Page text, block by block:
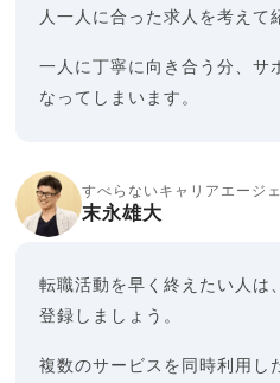
人一人に合った求人を考えて
一人に丁寧に向き合う分、サ
なってしまいます。
すべらないキャリアエージ
末永雄大
転職活動を早く終えたい人は
登録しましょう。
複数のサービスを同時利用し